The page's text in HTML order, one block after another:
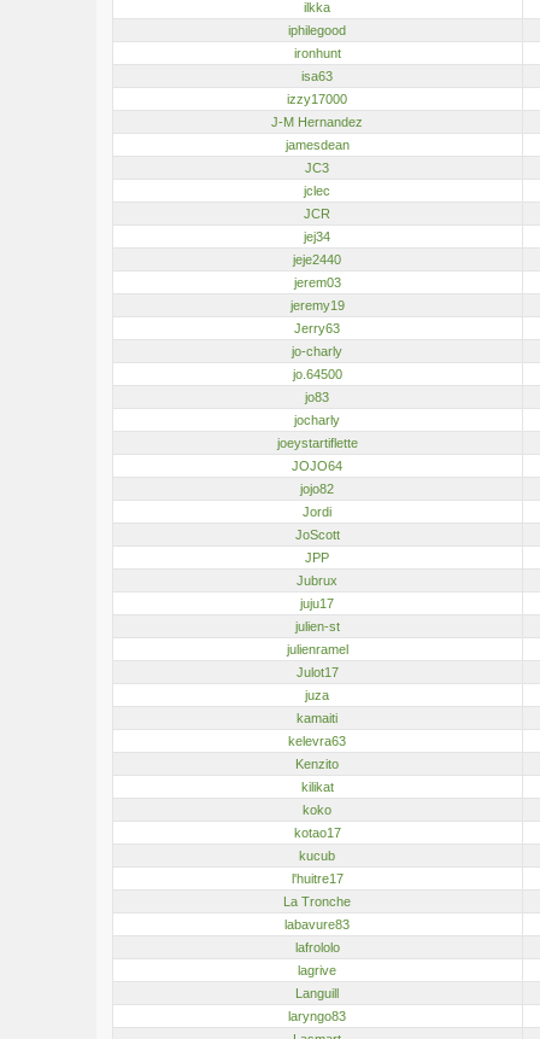
ilkka
iphilegood
ironhunt
isa63
izzy17000
J-M Hernandez
jamesdean
JC3
jclec
JCR
jej34
jeje2440
jerem03
jeremy19
Jerry63
jo-charly
jo.64500
jo83
jocharly
joeystartiflette
JOJO64
jojo82
Jordi
JoScott
JPP
Jubrux
juju17
julien-st
julienramel
Julot17
juza
kamaiti
kelevra63
Kenzito
kilikat
koko
kotao17
kucub
l'huitre17
La Tronche
labavure83
lafrololo
lagrive
Languill
laryngo83